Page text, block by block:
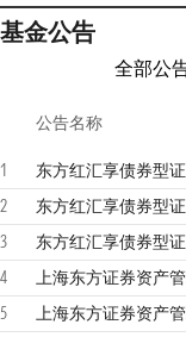
基金公告
全部公
公告名称
1
2
3
4
5